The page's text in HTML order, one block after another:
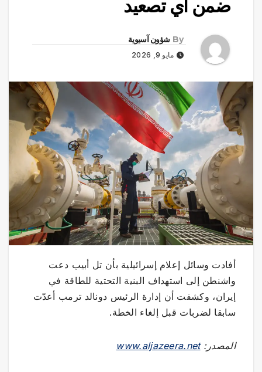
ضمن أي تصعيد
By شؤون آسيوية
مايو 9, 2026
أفادت وسائل إعلام إسرائيلية بأن تل أبيب دعت
واشنطن إلى استهداف البنية التحتية للطاقة في
إيران، وكشفت أن إدارة الرئيس دونالد ترمب أعدّت
سابقا لضربات قبل إلغاء الخطة.
المصدر:www.aljazeera.net